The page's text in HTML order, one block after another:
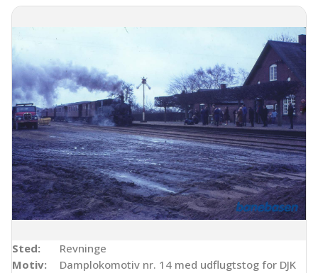
Sted:
Revninge
Motiv:
Damplokomotiv nr. 14 med udflugtstog for DJK